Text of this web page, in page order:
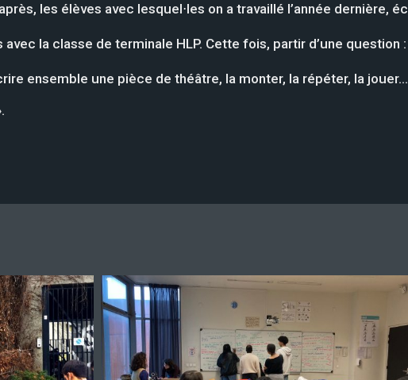
les élèves avec lesquel⋅les on a travaillé l’année dernière,
la classe de terminale HLP. Cette fois, partir d’une question :
ensemble une pièce de théâtre, la monter, la répéter, la jouer…